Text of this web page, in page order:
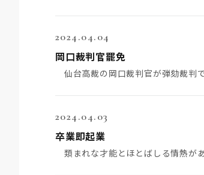
2024.04.04
岡口裁判官罷免
2024.04.03
卒業即起業